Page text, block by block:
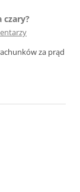
czary?
za prąd